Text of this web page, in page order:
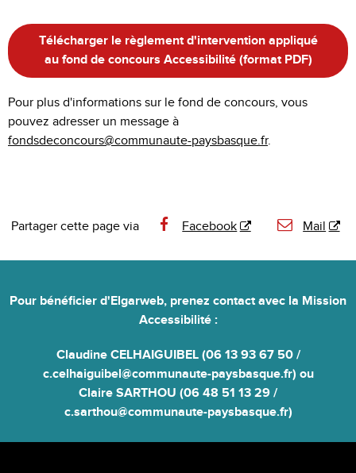
Télécharger le règlement d'intervention appliqué
au fond de concours Accessibilité (format PDF)
Pour plus d'informations sur le fond de concours, vous
pouvez adresser un message à
fondsdeconcours@communaute-paysbasque.fr.
Partager cette page via Facebook Mail
Pour bénéficier d'Elgarweb, prenez contact avec la Mission
Accessibilité :
Claudine CELHAIGUIBEL (06 13 93 67 50 /
c.celhaiguibel@communaute-paysbasque.fr) ou
Claire SARTHOU (06 48 51 13 29 /
c.sarthou@communaute-paysbasque.fr)